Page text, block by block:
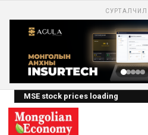
MSE stock prices loading